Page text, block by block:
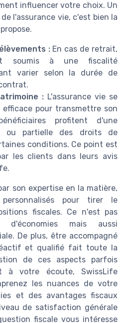
influencer votre choix. Un
l'assurance vie, c'est bien la
:En cas de retrait,
soumis à une fiscalité
varier selon la durée de
: L'assurance vie se
pour transmettre son
profitent d'une
ou partielle des droits de
conditions. Ce point est
les clients dans leurs avis
son expertise en la matière,
pour tirer le
fiscales. Ce n'est pas
mais aussi
De plus, être accompagné
et qualifié fait toute la
de ces aspects parfois
à votre écoute, SwissLife
les nuances de votre
et des avantages fiscaux
de satisfaction générale
fiscale vous intéresse